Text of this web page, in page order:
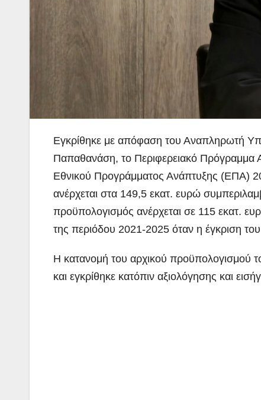
Εγκρίθηκε με απόφαση του Αναπληρωτή
Παπαθανάση, το Περιφερειακό Πρόγραμμα
Εθνικού Προγράμματος Ανάπτυξης (ΕΠΑ)
ανέρχεται στα 149,5 εκατ. ευρώ
προϋπολογισμός ανέρχεται σε 115 εκατ.
της περιόδου 2021-2025 όταν η έγκριση
Η κατανομή του αρχικού προϋπολογισμού
και εγκρίθηκε κατόπιν αξιολόγησης και